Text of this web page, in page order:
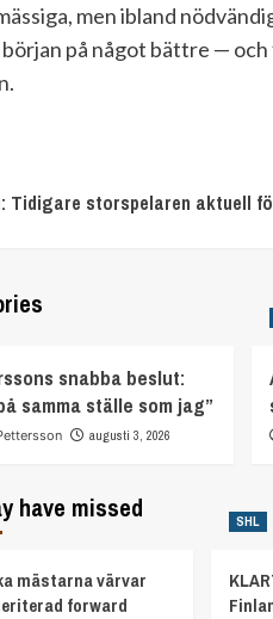
men ibland
på något bättre —
Tidigare storspelaren aktuell
snabba beslut:
samma ställe som jag”
augusti 3, 2026
have missed
mästarna värvar
forward
SHL